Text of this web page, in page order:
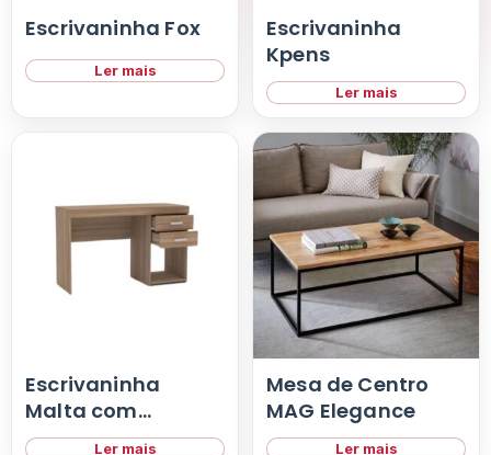
Escrivaninha Fox
Ler mais
Escrivaninha
Kpens
Ler mais
Escrivaninha
Malta com
GavetasLer mais
Mesa de Centro
MAG Elegance
Ler mais